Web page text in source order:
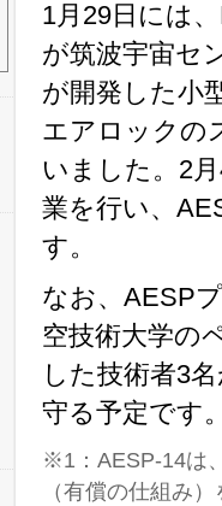
1月29日には
が筑波宇宙セ
が開発した小
エアロックの
いました。2
業を行い、
す。
なお、AESP
空技術大学の
した技術者3
守る予定です
※1：AESP-14は
（有償の仕組み